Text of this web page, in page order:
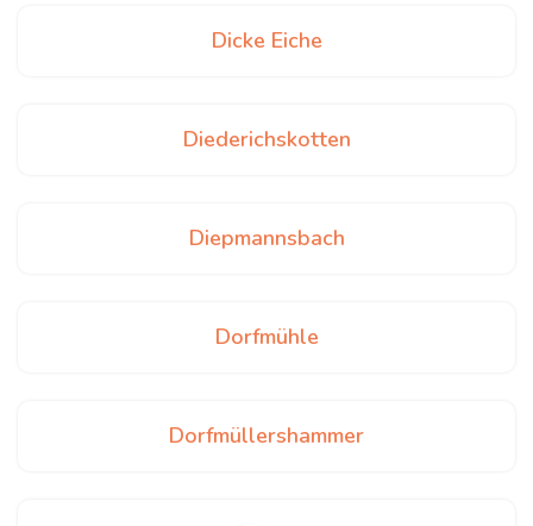
Dicke Eiche
Diederichskotten
Diepmannsbach
Dorfmühle
Dorfmüllershammer